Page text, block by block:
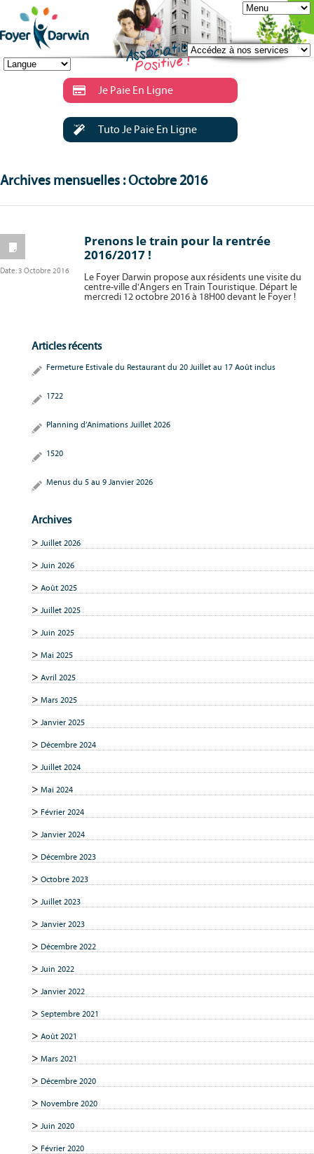
Je Paie En Ligne
Tuto Je Paie En Ligne
Archives mensuelles : Octobre 2016
Date:3 Octobre 2016
Prenons le train pour la rentrée
2016/2017 !
Le Foyer Darwin propose aux résidents une visite du
centre-ville d'Angers en Train Touristique. Départ le
mercredi 12 octobre 2016 à 18H00 devant le Foyer !
Articles récents
Fermeture Estivale du Restaurant du 20 Juillet au 17 Août inclus
1722
Planning d’Animations Juillet 2026
1520
Menus du 5 au 9 Janvier 2026
Archives
Juillet 2026
Juin 2026
Août 2025
Juillet 2025
Juin 2025
Mai 2025
Avril 2025
Mars 2025
Janvier 2025
Décembre 2024
Juillet 2024
Mai 2024
Février 2024
Janvier 2024
Décembre 2023
Octobre 2023
Juillet 2023
Janvier 2023
Décembre 2022
Juin 2022
Janvier 2022
Septembre 2021
Août 2021
Mars 2021
Décembre 2020
Novembre 2020
Juin 2020
Février 2020